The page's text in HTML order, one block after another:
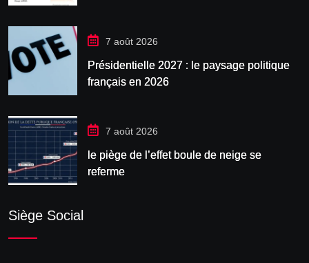
7 août 2026
Présidentielle 2027 : le paysage politique
français en 2026
7 août 2026
le piège de l’effet boule de neige se
referme
Siège Social